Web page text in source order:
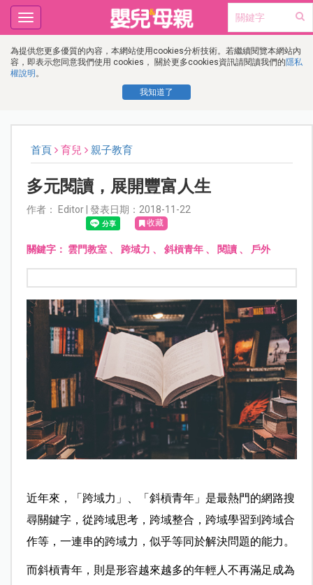
為提供您更多優質的內容，本網站使用cookies分析技術。若繼續閱覽本網站內
容，即表示您同意我們使用 cookies， 關於更多cookies資訊請閱讀我們的隱私
權說明 。
我知道了
Toggle
navigation
首頁 育兒 親子教育
多元閱讀，展開豐富人生
作者： Editor | 發表日期：2018-11-22
收藏
關鍵字： 雲門教室、 跨域力 、 斜槓青年、 閱讀、 戶外
近年來，「跨域力」、「斜槓青年」是最熱門的網路搜
尋關鍵字，從跨域思考，跨域整合，跨域學習到跨域合
作等，一連串的跨域力，似乎等同於解決問題的能力。
而斜槓青年，則是形容越來越多的年輕人不再滿足成為